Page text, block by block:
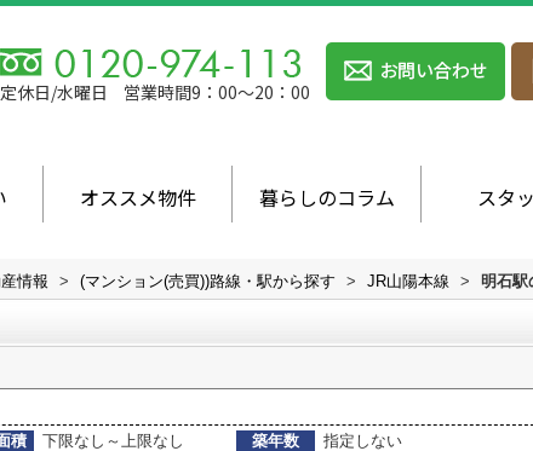
定休日/水曜日 営業時間9：00～20：00
オススメ物件 暮らしのコラム スタ
情報 > (マンション(売買))路線・駅から探す > JR山陽本線 > 明石駅
積 下限なし～上限なし 築年数
指定しない